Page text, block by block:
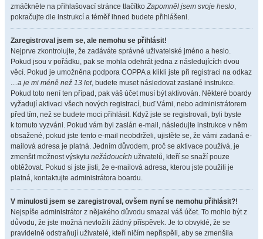
zmáčkněte na přihlašovací stránce tlačítkoZapomněl jsem svoje heslo,
pokračujte dle instrukcí a téměř ihned budete přihlášeni.
Zaregistroval jsem se, ale nemohu se přihlásit!
Nejprve zkontrolujte, že zadáváte správné uživatelské jméno a heslo.
Pokud jsou v pořádku, pak se mohla odehrát jedna z následujících dvou
věcí. Pokud je umožněna podpora COPPA a klikli jste při registraci na odkaz
…a je mi méně než 13 let, budete muset následovat zaslané instrukce.
Pokud toto není ten případ, pak váš účet musí být aktivován. Některé boardy
vyžadují aktivaci všech nových registrací, buď Vámi, nebo administrátorem
před tím, než se budete moci přihlásit. Když jste se registrovali, byli byste
k tomuto vyzváni. Pokud vám byl zaslán e-mail, následujte instrukce v něm
obsažené, pokud jste tento e-mail neobdrželi, ujistěte se, že vámi zadaná e-
mailová adresa je platná. Jedním důvodem, proč se aktivace používá, je
zmenšit možnost výskytu nežádoucích uživatelů, kteří se snaží pouze
obtěžovat. Pokud si jste jisti, že e-mailová adresa, kterou jste použili je
platná, kontaktujte administrátora boardu.
V minulosti jsem se zaregistroval, ovšem nyní se nemohu přihlásit?!
Nejspíše administrátor z nějakého důvodu smazal váš účet. To mohlo být z
důvodu, že jste možná nevložili žádný příspěvek. Je to obvyklé, že se
pravidelně odstraňují uživatelé, kteří ničím nepřispěli, aby se zmenšila